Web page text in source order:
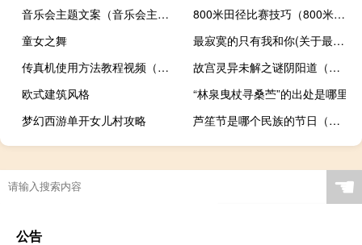
音乐会主题文案（音乐会主题）
800米田径比赛技巧（800米比赛长跑技巧）
童女之舞
最寂寞的只有我和你(关于最寂寞的只有我和你的简介)
传真机使用方法教程视频（传真机使用方法）
故宫灵异未解之谜阴阳道（故宫灵异事件）
欧式建筑风格
“林泉曳杖寻桑苎”的出处是哪里
梦幻西游单开女儿村攻略
芦笙节是哪个民族的节日（苗族）
☚
公告